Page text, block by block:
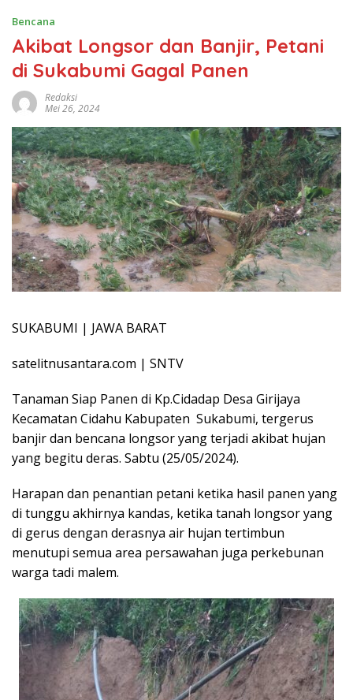
Bencana
Akibat Longsor dan Banjir, Petani
di Sukabumi Gagal Panen
Redaksi
Mei 26, 2024
SUKABUMI | JAWA BARAT
satelitnusantara.com | SNTV
Tanaman Siap Panen di Kp.Cidadap Desa Girijaya
Kecamatan Cidahu Kabupaten Sukabumi, tergerus
banjir dan bencana longsor yang terjadi akibat hujan
yang begitu deras. Sabtu (25/05/2024).
Harapan dan penantian petani ketika hasil panen yang
di tunggu akhirnya kandas, ketika tanah longsor yang
di gerus dengan derasnya air hujan tertimbun
menutupi semua area persawahan juga perkebunan
warga tadi malem.